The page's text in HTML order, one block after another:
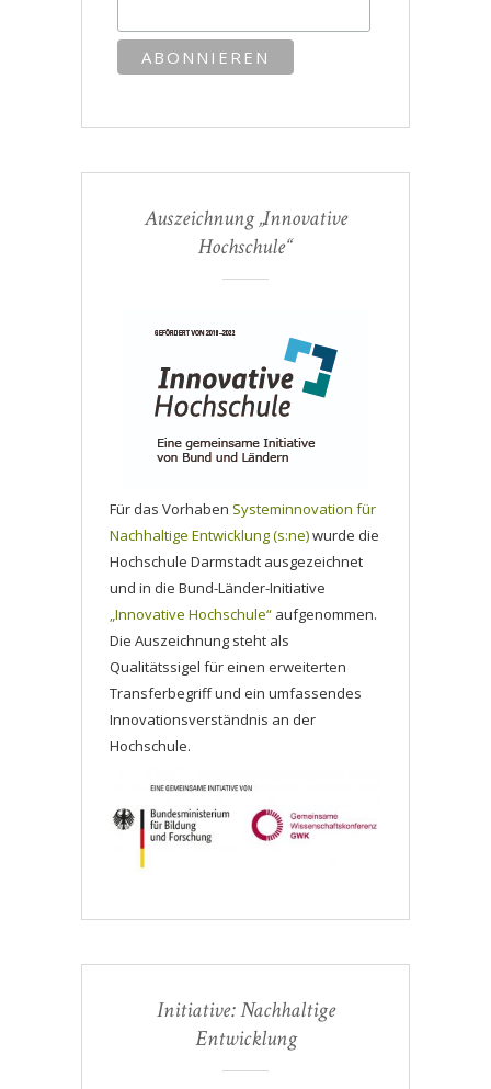
Auszeichnung „Innovative
Hochschule“
Für das Vorhaben Systeminnovation für
Nachhaltige Entwicklung (s:ne)wurde die
Hochschule Darmstadt ausgezeichnet
und in die Bund-Länder-Initiative
„Innovative Hochschule“ aufgenommen.
Die Auszeichnung steht als
Qualitätssigel für einen erweiterten
Transferbegriff und ein umfassendes
Innovationsverständnis an der
Hochschule.
Initiative: Nachhaltige
Entwicklung